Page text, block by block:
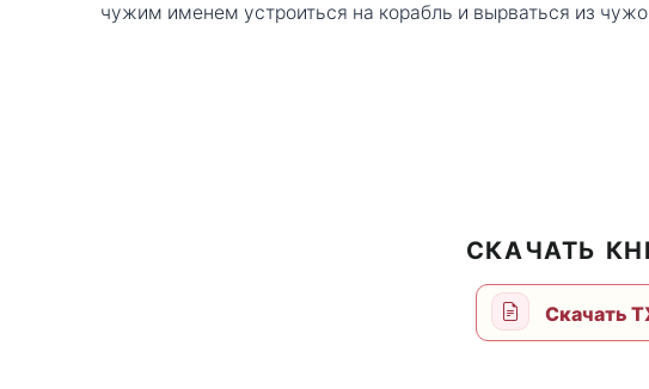
чужим именем устроиться на корабль и вырваться из
СКАЧАТЬ
Скачать